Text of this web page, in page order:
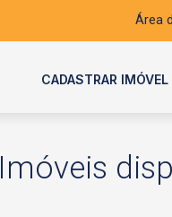
Área
CADASTRAR IMÓVEL
Imóveis